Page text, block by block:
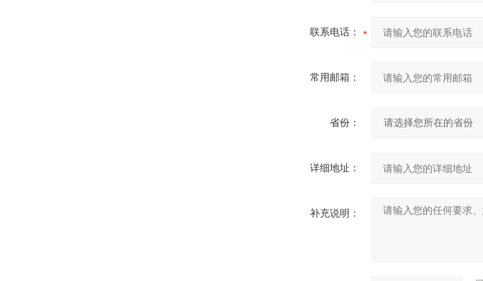
联系电话：
常用邮箱：
省份：
详细地址：
补充说明：